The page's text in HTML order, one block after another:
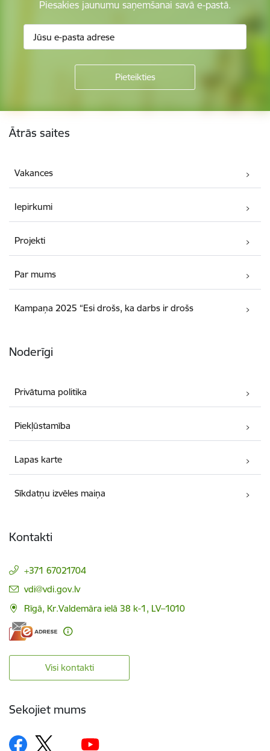
Piesakies jaunumu saņemšanai savā e-pastā.
Ātrās saites
Vakances
Iepirkumi
Projekti
Par mums
Kampaņa 2025 “Esi drošs, ka darbs ir drošs
Noderīgi
Privātuma politika
Piekļūstamība
Lapas karte
Sīkdatņu izvēles maiņa
Kontakti
+371 67021704
E-pasts:
vdi@vdi.gov.lv
Rīgā, Kr.Valdemāra ielā 38 k-1, LV–1010
Visi kontakti
Sekojiet mums